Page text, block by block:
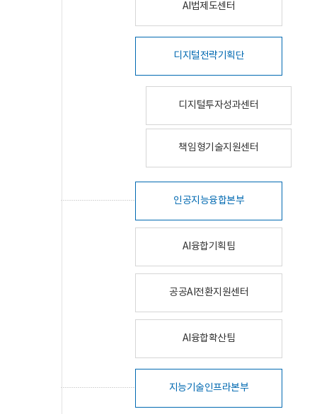
AI법제도센터
디지털전략기획단
디지털투자성과센터
책임형기술지원센터
인공지능융합본부
AI융합기획팀
공공AI전환지원센터
AI융합확산팀
지능기술인프라본부